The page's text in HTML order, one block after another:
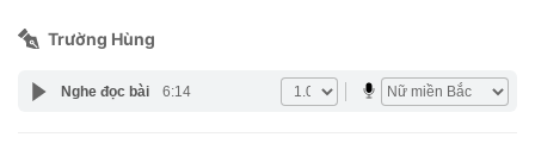
Trường Hùng
Nghe đọc bài 6:14